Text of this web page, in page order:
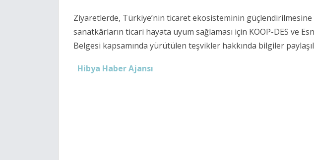
Ziyaretlerde, Türkiye’nin ticaret ekosisteminin güçlendirilmesine
sanatkârların ticari hayata uyum sağlaması için KOOP-DES ve
Belgesi kapsamında yürütülen teşvikler hakkında bilgiler
Hibya Haber Ajansı